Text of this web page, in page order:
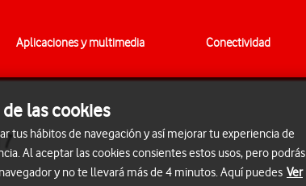
Aplicaciones y multimedia Conectividad
de las cookies
tus hábitos de navegación y así mejorar tu experiencia de
Al aceptar las cookies consientes estos usos, pero podrás
y no te llevará más de 4 minutos. Aquí puedes Ver